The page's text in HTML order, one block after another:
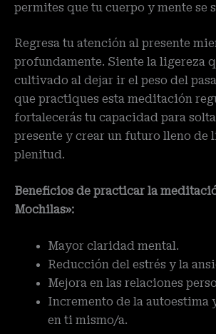
permites que tu cuerpo y mente se
Regresa tu atención al presente
profundamente. Siente la ligereza
cultivado al dejar ir el peso del
que practiques esta meditación
fortalecerás tu capacidad para
presente y crear un futuro lleno de
plenitud.
Beneficios de practicar la
Mochilas»:
Mayor claridad mental.
Reducción del estrés y la
Mejora en las relaciones
Incremento de la autoestima
en ti mismo/a.